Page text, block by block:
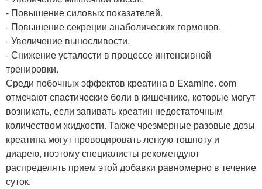
- Повышение силовых показателей.
- Повышение секреции анаболических гормонов.
- Увеличение выносливости.
- Снижение усталости в процессе интенсивной
тренировки.
Среди побочных эффектов креатина в Examine. com
отмечают спастические боли в кишечнике, которые могут
возникать, если запивать креатин недостаточным
количеством жидкости. Также чрезмерные разовые дозы
креатина могут провоцировать легкую тошноту и
диарею, поэтому специалисты рекомендуют
распределять прием этой добавки равномерно в течение
суток.